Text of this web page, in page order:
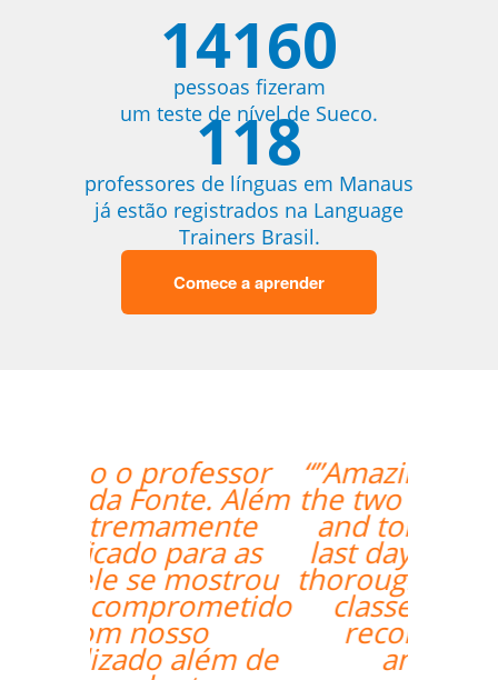
14160
pessoas fizeram
um teste de nível de Sueco.
118
professores de línguas em Manaus
já estão registrados na Language
Trainers Brasil.
Comece a aprender
“”Amazing how quickly
the two weeks went by
and tomorrow is my
last day with Milena. I
thoroughly enjoyed my
classes and would
recommend her
anytime. ””